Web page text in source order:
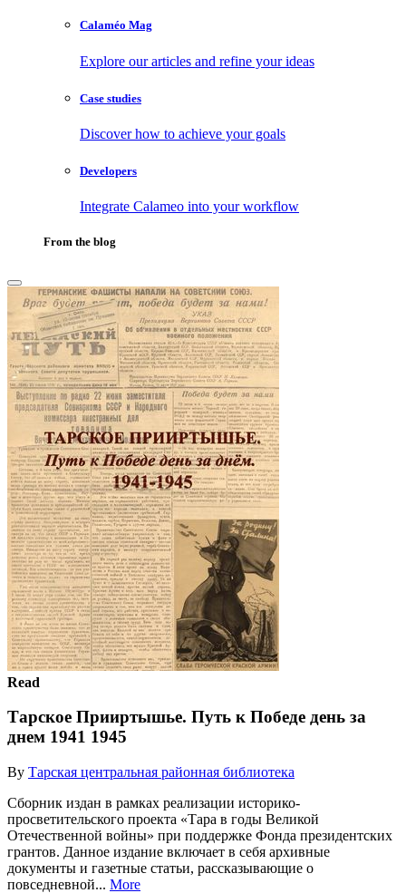
Calaméo Mag
Explore our articles and refine your ideas
Case studies
Discover how to achieve your goals
Developers
Integrate Calameo into your workflow
From the blog
Read
Тарское Прииртышье. Путь к Победе день за
днем 1941 1945
By Тарская центральная районная библиотека
Сборник издан в рамках реализации историко-
просветительского проекта «Тара в годы Великой
Отечественной войны» при поддержке Фонда президентских
грантов. Данное издание включает в себя архивные
документы и газетные статьи, рассказывающие о
повседневной... More